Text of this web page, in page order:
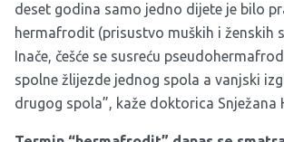
deset godina samo jedno dijete je bilo
hermafrodit (prisustvo muških i ženskih
Inače, češće se susreću
spolne žlijezde jednog spola a vanjski
drugog spola”, kaže doktorica Snježana